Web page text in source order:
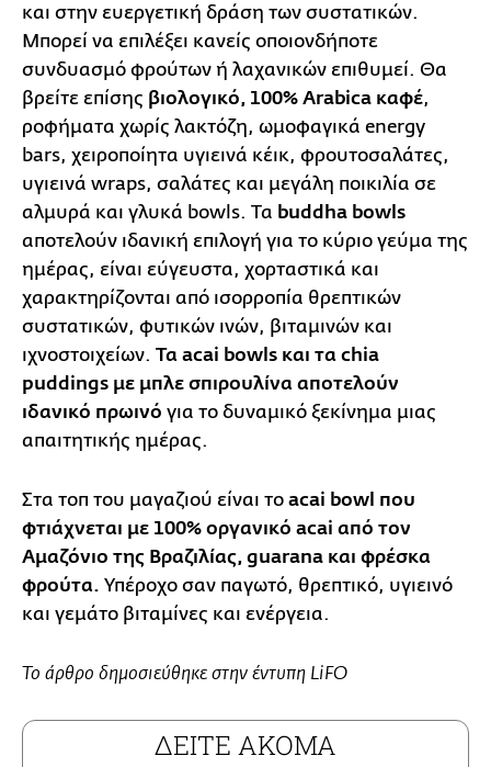
και στην ευεργετική δράση των συστατικών.
Μπορεί να επιλέξει κανείς οποιονδήποτε
συνδυασμό φρούτων ή λαχανικών επιθυμεί. Θα
βρείτε επίσης βιολογικό, 100% Arabica καφέ,
ροφήματα χωρίς λακτόζη, ωμοφαγικά energy
bars, χειροποίητα υγιεινά κέικ, φρουτοσαλάτες,
υγιεινά wraps, σαλάτες και μεγάλη ποικιλία σε
αλμυρά και γλυκά bowls. Τα buddha bowls
αποτελούν ιδανική επιλογή για το κύριο γεύμα της
ημέρας, είναι εύγευστα, χορταστικά και
χαρακτηρίζονται από ισορροπία θρεπτικών
συστατικών, φυτικών ινών, βιταμινών και
ιχνοστοιχείων. Τα acai bowls και τα chia
puddings με μπλε σπιρουλίνα αποτελούν
ιδανικό πρωινό για το δυναμικό ξεκίνημα μιας
απαιτητικής ημέρας.
Στα τοπ του μαγαζιού είναι το acai bowl που
φτιάχνεται με 100% οργανικό acai από τον
Αμαζόνιο της Βραζιλίας, guarana και φρέσκα
φρούτα. Υπέροχο σαν παγωτό, θρεπτικό, υγιεινό
και γεμάτο βιταμίνες και ενέργεια.
To άρθρο δημοσιεύθηκε στην έντυπη LiFO
ΔΕΙΤΕ ΑΚΟΜΑ